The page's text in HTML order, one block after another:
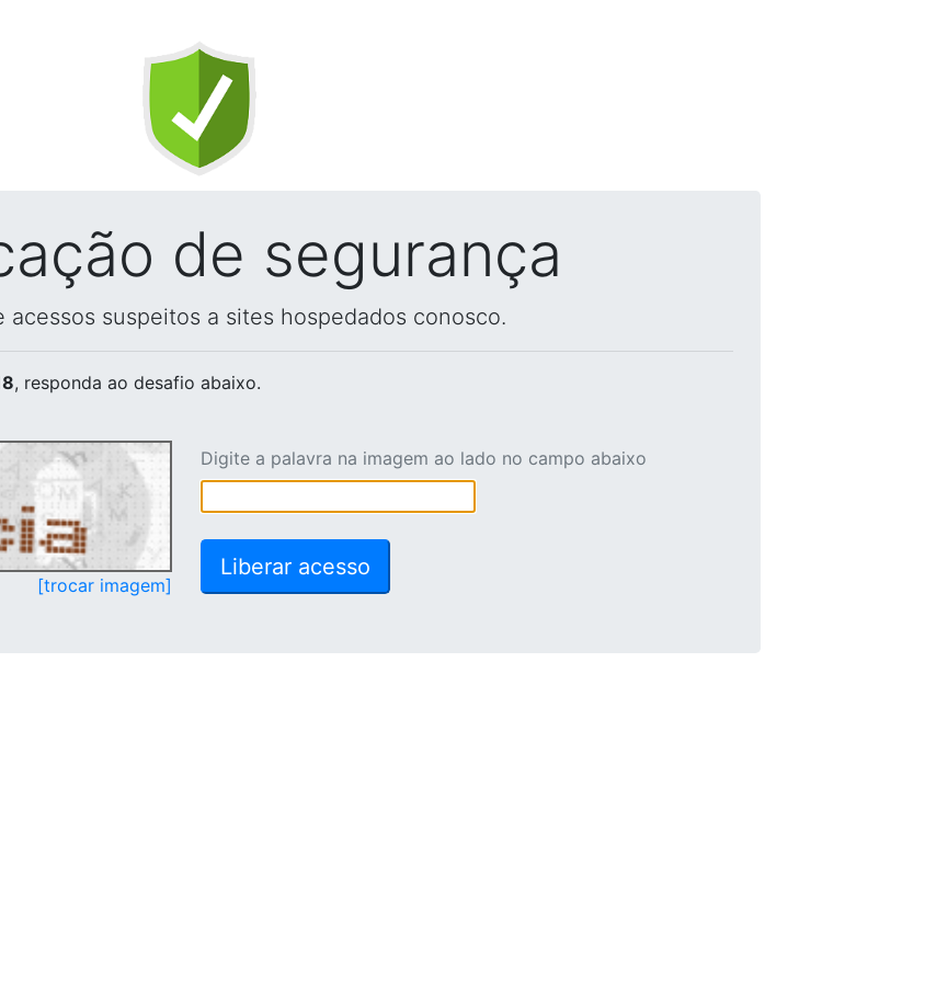
de segurança
suspeitos a sites hospedados conosco.
, responda ao desafio abaixo.
[trocar imagem]
Digite a palavra na imagem ao lado no campo abaixo